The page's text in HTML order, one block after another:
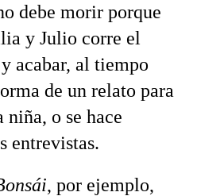
debe morir porque
y Julio corre el
acabar, al tiempo
de un relato para
o se hace
entrevistas.
, por ejemplo,